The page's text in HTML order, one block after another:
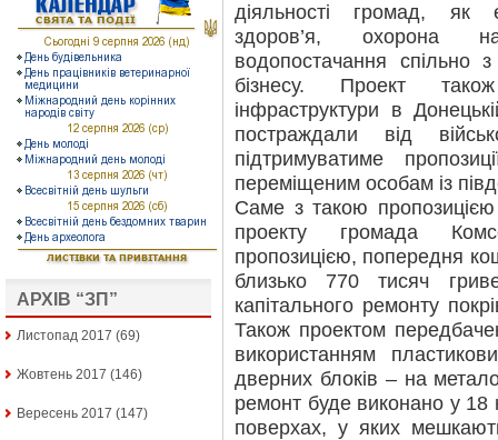
АРХІВ “ЗП”
Листопад 2017 (69)
Жовтень 2017 (146)
Вересень 2017 (147)
діяльності громад, як
здоров’я, охорона
водопостачання спільно
бізнесу. Проект
інфраструктури в
постраждали від
підтримуватиме
переміщеним особам із
Саме з такою
проекту громада
пропозицією, попередня
близько 770 тисяч
капітального ремонту
Також проектом
використанням
дверних блоків – на
ремонт буде виконано у 18
поверхах, у яких